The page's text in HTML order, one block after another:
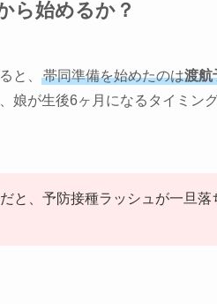
ら始めるか？
と、 帯同準備を始めたのは渡航
娘が生後6ヶ月になるタイミン
と、予防接種ラッシュが一旦